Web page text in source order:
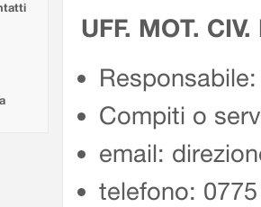
UFF. MOT.
Compiti o
email:
telefono: